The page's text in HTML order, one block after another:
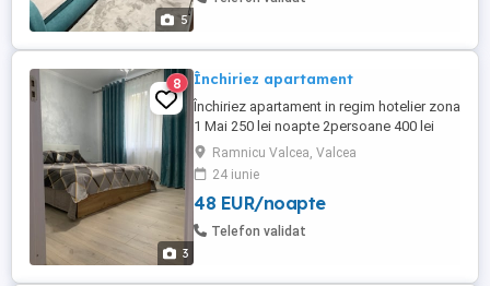
5
3
8 Închiriez apartament
Închiriez apartament in regim hotelier zona
1 Mai 250 lei noapte 2persoane 400 lei
noapte 4persoane 200 lei 3-6ore Preț
negociabil pentru perioada mai lungă 1, 2,
3 luni Prețul diferă în lunile iulie, august,
septembrie și decembrie. Se percepe taxă
pentru copii și pentru a treia persoană.
Ramnicu Valcea, Valcea
24 iunie
48 EUR/noapte
Telefon validat